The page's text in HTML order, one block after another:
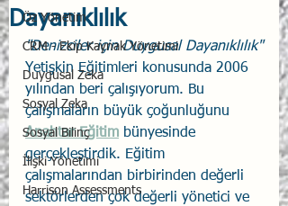
Öz Yönetim
CRM - Ekip Kaynak Yönetimi
Duygusal Zeka
Sosyal Zeka
Sosyal Bilinç
İlişki Yönetimi
Harrison Assessments
Dayanıklılık
"Denizciler için Duygusal Dayanıklılık"
Yetişkin Eğitimleri konusunda 2006
yılından beri çalışıyorum. Bu
çalışmaların büyük çoğunluğunu
Anahtar Eğitim bünyesinde
gerçekleştirdik. Eğitim
çalışmalarından birbirinden değerli
sektörlerden çok değerli yönetici ve